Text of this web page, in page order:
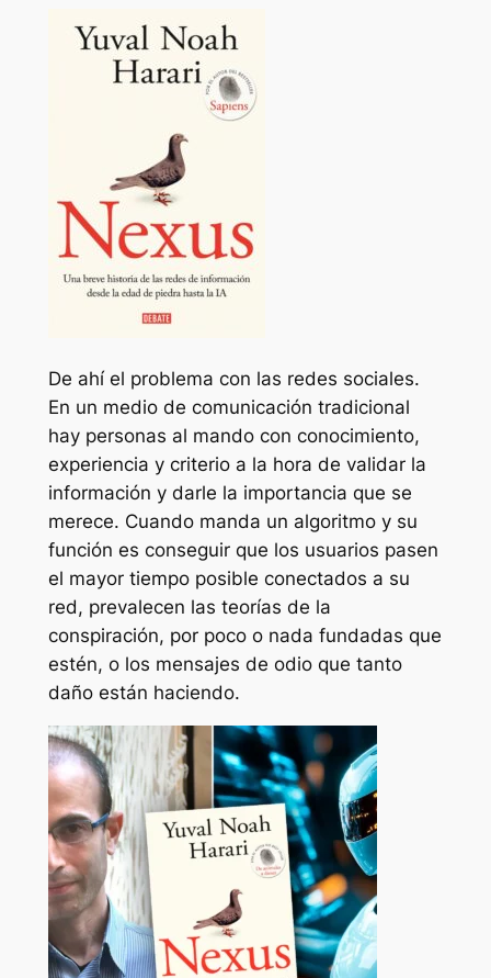
De ahí el problema con las redes sociales.
En un medio de comunicación tradicional
hay personas al mando con conocimiento,
experiencia y criterio a la hora de validar la
información y darle la importancia que se
merece. Cuando manda un algoritmo y su
función es conseguir que los usuarios pasen
el mayor tiempo posible conectados a su
red, prevalecen las teorías de la
conspiración, por poco o nada fundadas que
estén, o los mensajes de odio que tanto
daño están haciendo.